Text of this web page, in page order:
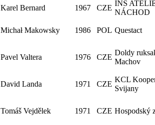
Karel Bernard 1967 CZE
INS
NÁCHOD
Michał Makowsky 1986 POL Questact
Pavel Valtera 1976 CZE
Doldy
Machov
David Landa 1971 CZE
KCL
Svijany
Tomáš Vejdělek 1971 CZE Hospodský